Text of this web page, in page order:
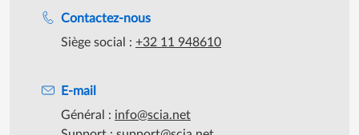
Contactez-nous
Siège social : +32 11 948610
E-mail
Général : info@scia.net